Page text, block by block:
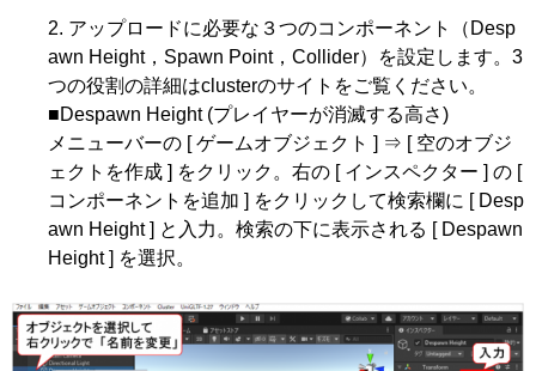
アップロードに必要な３つのコンポーネント（Desp
awn Height，Spawn Point，Collider）を設定します。3
つの役割の詳細はclusterのサイトをご覧ください。
■Despawn Height (プレイヤーが消滅する高さ)
メニューバーの [ ゲームオブジェクト ] ⇒ [ 空のオブジ
ェクトを作成 ] をクリック。右の [ インスペクター ] の [
コンポーネントを追加 ] をクリックして検索欄に [ Desp
awn Height ] と入力。検索の下に表示される [ Despawn
Height ] を選択。